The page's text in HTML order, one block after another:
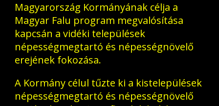
Magyarország Kormányának célja a
Magyar Falu program megvalósítása
kapcsán a vidéki települések
népességmegtartó és népességnövelő
erejének fokozása.
A Kormány célul tűzte ki a kistelepülések
népességmegtartó és népességnövelő